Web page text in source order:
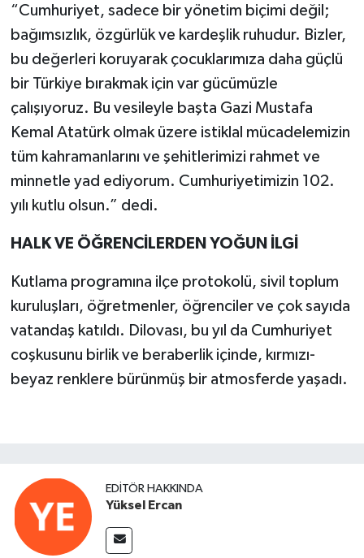
“Cumhuriyet, sadece bir yönetim biçimi değil;
bağımsızlık, özgürlük ve kardeşlik ruhudur. Bizler,
bu değerleri koruyarak çocuklarımıza daha güçlü
bir Türkiye bırakmak için var gücümüzle
çalışıyoruz. Bu vesileyle başta Gazi Mustafa
Kemal Atatürk olmak üzere istiklal mücadelemizin
tüm kahramanlarını ve şehitlerimizi rahmet ve
minnetle yad ediyorum. Cumhuriyetimizin 102.
yılı kutlu olsun.” dedi.
HALK VE ÖĞRENCİLERDEN YOĞUN İLGİ
Kutlama programına ilçe protokolü, sivil toplum
kuruluşları, öğretmenler, öğrenciler ve çok sayıda
vatandaş katıldı. Dilovası, bu yıl da Cumhuriyet
coşkusunu birlik ve beraberlik içinde, kırmızı-
beyaz renklere bürünmüş bir atmosferde yaşadı.
EDITÖR HAKKINDA
Yüksel Ercan